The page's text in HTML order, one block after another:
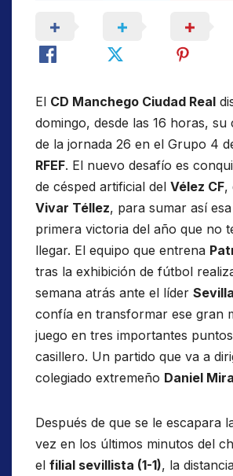
El CD Manchego Ciudad Real
domingo, desde las 16 horas, su
de la jornada 26 en el Grupo 4
RFEF. El nuevo desafío es
de césped artificial del Vélez CF,
Vivar Téllez, para sumar así
primera victoria del año que no
llegar. El equipo que entrena
tras la exhibición de fútbol
semana atrás ante el líder
confía en transformar ese gran
juego en tres importantes
casillero. Un partido que va a
colegiado extremeño Daniel
Después de que se le escapara
vez en los últimos minutos del
el filial sevillista (1-1), la